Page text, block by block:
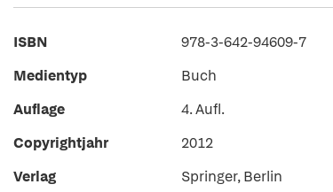
ISBN
978-3-642-94609-7
Medientyp
Buch
Auflage
4. Aufl.
Copyrightjahr
2012
Verlag
Springer, Berlin